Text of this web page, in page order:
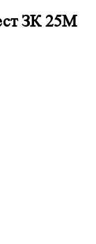
ЗК 25М